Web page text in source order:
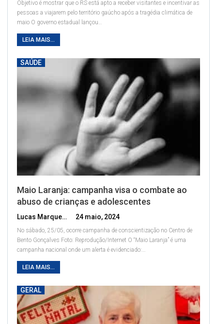
Objetivo é mostrar que o RS está apto a receber visitantes e incentivar as
pessoas a viajarem pelo território gaúcho após a tragédia climática de
maio O governo estadual lançou…
LEIA MAIS...
SAÚDE
Maio Laranja: campanha visa o combate ao
abuso de crianças e adolescentes
Lucas Marques 24 maio, 2024
No sábado, 25/05, ocorre campanha de conscientização no Centro de
Bento Gonçalves Foto: Reprodução/Internet O “Maio Laranja” é uma
campanha nacional onde um alerta é evidenciado:…
LEIA MAIS...
GERAL